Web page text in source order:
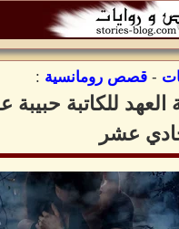
- قصص رومانسية :
العهد للكاتبة حبيبة
عشر